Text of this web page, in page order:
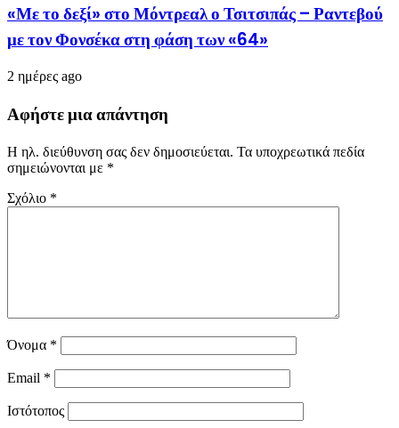
«Με το δεξί» στο Μόντρεαλ ο Τσιτσιπάς – Ραντεβού
με τον Φονσέκα στη φάση των «64»
2 ημέρες ago
Αφήστε μια απάντηση
Η ηλ. διεύθυνση σας δεν δημοσιεύεται. Τα υποχρεωτικά πεδία
σημειώνονται με *
Σχόλιο *
Όνομα *
Email *
Ιστότοπος